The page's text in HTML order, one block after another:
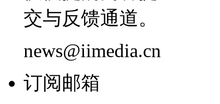
交与反馈通道。
news@iimedia.cn
订阅邮箱